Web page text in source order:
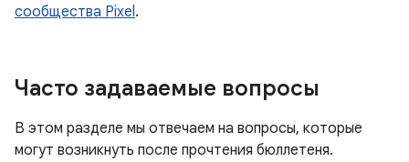
сообщества Pixel.
Часто задаваемые вопросы
В этом разделе мы отвечаем на вопросы, которые
могут возникнуть после прочтения бюллетеня.